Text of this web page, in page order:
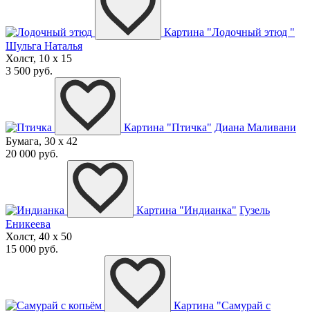
Картина "Лодочный этюд "
Шульга Наталья
Холст, 10 x 15
3 500 руб.
Картина "Птичка" Диана Маливани
Бумага, 30 x 42
20 000 руб.
Картина "Индианка" Гузель
Еникеева
Холст, 40 x 50
15 000 руб.
Картина "Самурай с